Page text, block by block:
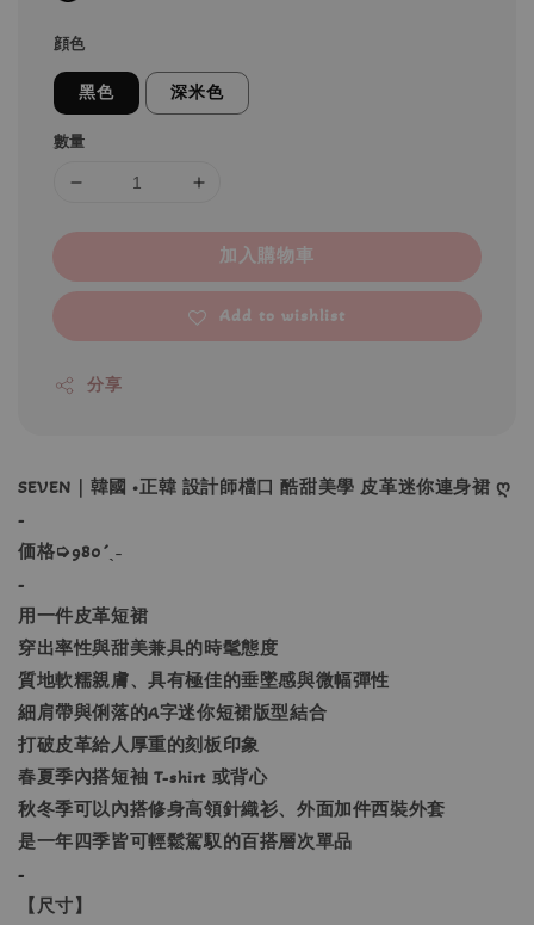
顔色
黑色 深米色
數量
加入購物車
Add to wishlist
分享
SEVEN｜韓國 •正韓 設計師檔口 酷甜美學 皮革迷你連身裙 ღ
-
価格➭980´ˎ˗
-
用一件皮革短裙
穿出率性與甜美兼具的時髦態度
質地軟糯親膚、具有極佳的垂墜感與微幅彈性
細肩帶與俐落的A字迷你短裙版型結合
打破皮革給人厚重的刻板印象
春夏季內搭短袖 T-shirt 或背心
秋冬季可以內搭修身高領針織衫、外面加件西裝外套
是一年四季皆可輕鬆駕馭的百搭層次單品
-
【尺寸】